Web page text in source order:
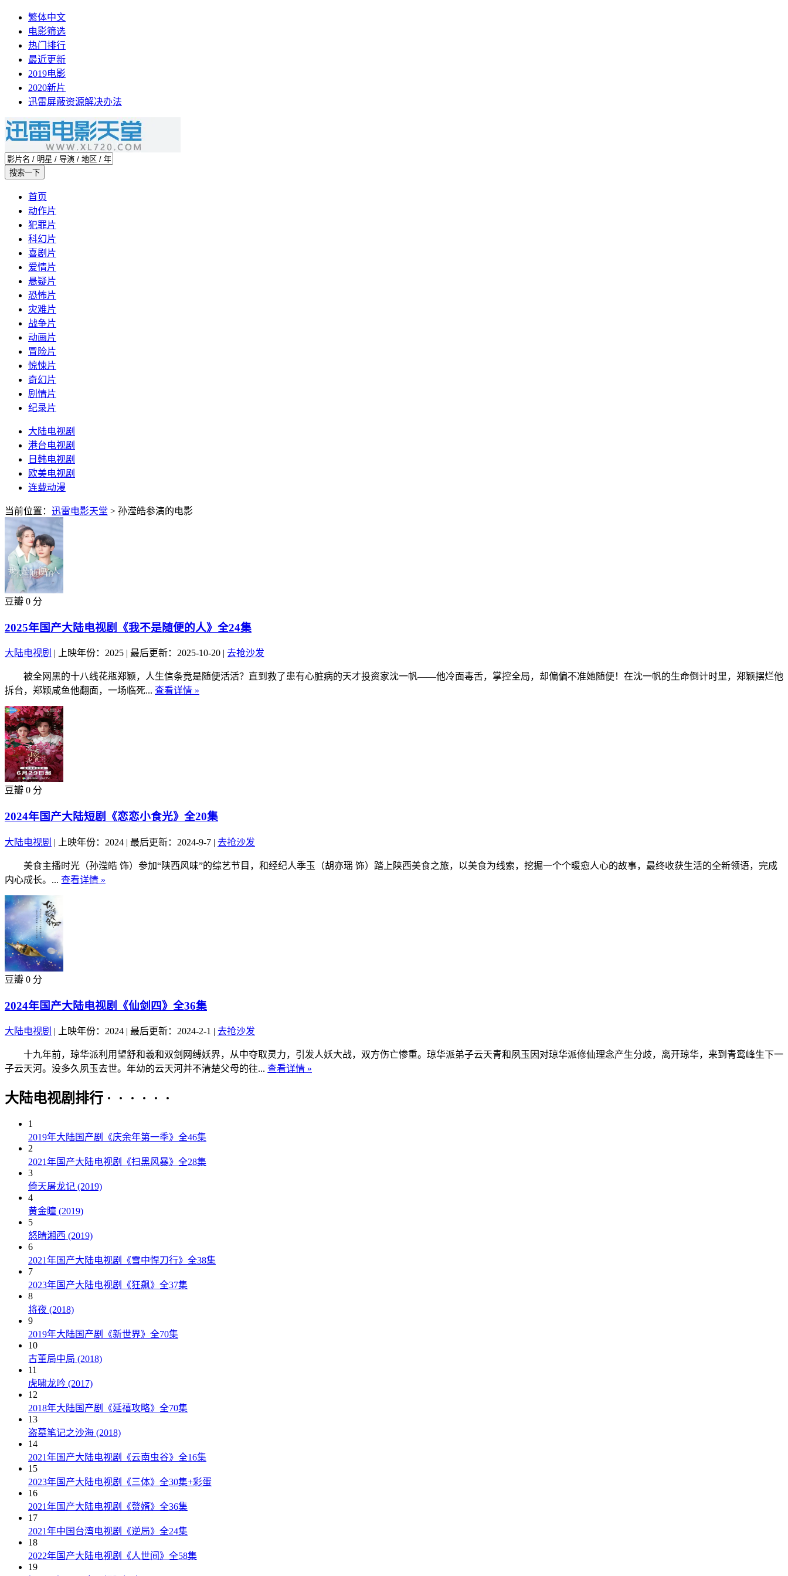
繁体中文
电影筛选
热门排行
最近更新
2019电影
2020新片
迅雷屏蔽资源解决办法
首页
动作片
犯罪片
科幻片
喜剧片
爱情片
悬疑片
恐怖片
灾难片
战争片
动画片
冒险片
惊悚片
奇幻片
剧情片
纪录片
大陆电视剧
港台电视剧
日韩电视剧
欧美电视剧
连载动漫
当前位置： 迅雷电影天堂 > 孙滢皓参演的电影
豆瓣 0 分
2025年国产大陆电视剧《我不是随便的人》全24集
大陆电视剧 | 上映年份：2025 | 最后更新：2025-10-20 | 去抢沙发
被全网黑的十八线花瓶郑颖，人生信条竟是随便活活？直到救了患有心脏病的天才投资家沈一帆——他冷面毒舌，掌控全局，却偏偏不准她随便！在沈一帆的生命倒计时里，郑颖摆烂他
拆台，郑颖咸鱼他翻面，一场临死... 查看详情 »
豆瓣 0 分
2024年国产大陆短剧《恋恋小食光》全20集
大陆电视剧 | 上映年份：2024 | 最后更新：2024-9-7 | 去抢沙发
美食主播时光（孙滢皓 饰）参加“陕西风味”的综艺节目，和经纪人季玉（胡亦瑶 饰）踏上陕西美食之旅，以美食为线索，挖掘一个个暖愈人心的故事，最终收获生活的全新领语，完成
内心成长。... 查看详情 »
豆瓣 0 分
2024年国产大陆电视剧《仙剑四》全36集
大陆电视剧 | 上映年份：2024 | 最后更新：2024-2-1 | 去抢沙发
十九年前，琼华派利用望舒和羲和双剑网缚妖界，从中夺取灵力，引发人妖大战，双方伤亡惨重。琼华派弟子云天青和夙玉因对琼华派修仙理念产生分歧，离开琼华，来到青鸾峰生下一
子云天河。没多久夙玉去世。年幼的云天河并不清楚父母的往... 查看详情 »
大陆电视剧排行 · · · · · ·
1
2019年大陆国产剧《庆余年第一季》全46集
2
2021年国产大陆电视剧《扫黑风暴》全28集
3
倚天屠龙记 (2019)
4
黄金瞳 (2019)
5
怒晴湘西 (2019)
6
2021年国产大陆电视剧《雪中悍刀行》全38集
7
2023年国产大陆电视剧《狂飙》全37集
8
将夜 (2018)
9
2019年大陆国产剧《新世界》全70集
10
古董局中局 (2018)
11
虎啸龙吟 (2017)
12
2018年大陆国产剧《延禧攻略》全70集
13
盗墓笔记之沙海 (2018)
14
2021年国产大陆电视剧《云南虫谷》全16集
15
2023年国产大陆电视剧《三体》全30集+彩蛋
16
2021年国产大陆电视剧《赘婿》全36集
17
2021年中国台湾电视剧《逆局》全24集
18
2022年国产大陆电视剧《人世间》全58集
19